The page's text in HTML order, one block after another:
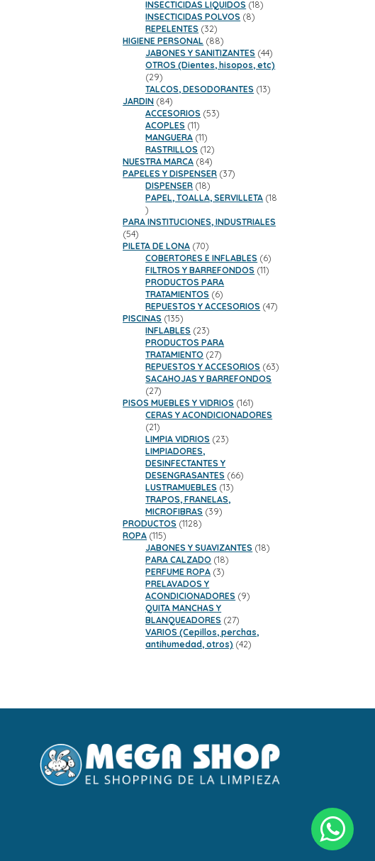
INSECTICIDAS LIQUIDOS 1818
INSECTICIDAS POLVOS 88
REPELENTES 3232
productos
HIGIENE PERSONAL 8888
productos
JABONES Y SANITIZANTES 4444
productos
OTROS (Dientes, hisopos, etc)
2929
productos
TALCOS, DESODORANTES 1313
JARDIN 8484
productos
ACCESORIOS 5353
ACOPLES 1111
productos
MANGUERA 1111
productos
RASTRILLOS 1212
productos
NUESTRA MARCA 8484
productos
PAPELES Y DISPENSER 3737
DISPENSER 1818
productos
PAPEL, TOALLA, SERVILLETA 18
18
productos
PARA INSTITUCIONES, INDUSTRIALES
5454
productos
PILETA DE LONA 7070
productos
COBERTORES E INFLABLES 66
productos
FILTROS Y BARREFONDOS 1111
PRODUCTOS PARA
TRATAMIENTOS 66
productos
REPUESTOS Y ACCESORIOS 4747
PISCINAS 135135
productos
INFLABLES 2323
productos
PRODUCTOS PARA
TRATAMIENTO 2727
productos
REPUESTOS Y ACCESORIOS 6363
SACAHOJAS Y BARREFONDOS
2727
productos
PISOS MUEBLES Y VIDRIOS 161161
productos
CERAS Y ACONDICIONADORES
2121
productos
LIMPIA VIDRIOS 2323
LIMPIADORES,
DESINFECTANTES Y
DESENGRASANTES 6666
LUSTRAMUEBLES 1313
productos
TRAPOS, FRANELAS,
MICROFIBRAS 3939
PRODUCTOS 11281128
ROPA 115115
productos
JABONES Y SUAVIZANTES 1818
PARA CALZADO 1818
PERFUME ROPA 33
PRELAVADOS Y
ACONDICIONADORES 99
QUITA MANCHAS Y
BLANQUEADORES 2727
productos
VARIOS (Cepillos, perchas,
antihumedad, otros) 4242